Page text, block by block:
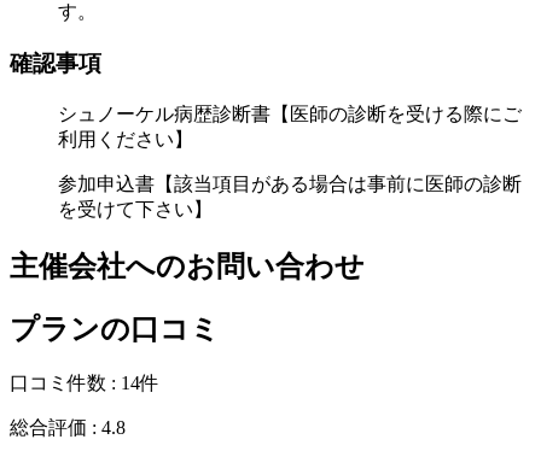
す。
確認事項
シュノーケル病歴診断書【医師の診断を受ける際にご
利用ください】
参加申込書【該当項目がある場合は事前に医師の診断
を受けて下さい】
主催会社へのお問い合わせ
プランの口コミ
口コミ件数 : 14件
総合評価 : 4.8